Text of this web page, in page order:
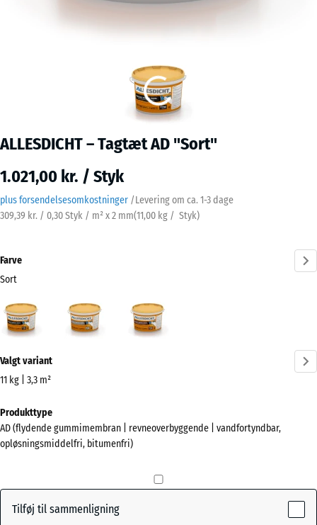
ALLESDICHT – Tagtæt AD "Sort"
1.021,00 kr. / Styk
plus forsendelsesomkostninger /Levering om ca. 1-3 dage
309,39 kr. / 0,30 Styk / m² x 2 mm(11,00 kg / Styk)
Farve
Sort
(active)
information
om
Vis
farvepalette
Valgt variant
11 kg | 3,3 m²
til
forsendelse
266
Produkttype
AD (flydende gummimembran | revneoverbyggende | vandfortyndbar,
opløsningsmiddelfri, bitumenfri)
Tilføj til sammenligning